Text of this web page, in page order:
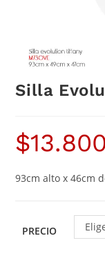
Silla
$13.800
93cm alto x 46cm
PRECIO